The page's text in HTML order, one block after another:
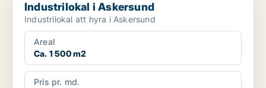
Industrilokal i Askersund
Industrilokal att hyra i Askersund
Areal
Ca. 1 500 m2
Pris pr. md.